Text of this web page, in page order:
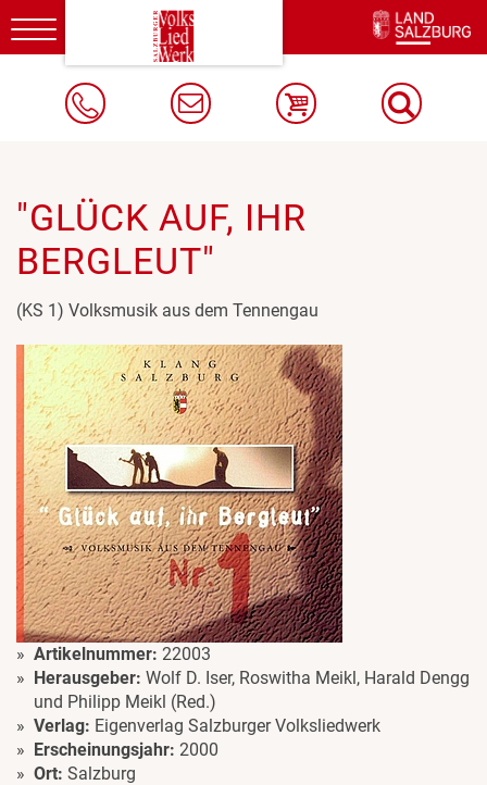
Toggle
navigation
"GLÜCK AUF, IHR
BERGLEUT"
(KS 1) Volksmusik aus dem Tennengau
Artikelnummer: 22003
Herausgeber: Wolf D. Iser, Roswitha Meikl, Harald Dengg
und Philipp Meikl (Red.)
Verlag: Eigenverlag Salzburger Volksliedwerk
Erscheinungsjahr: 2000
Ort: Salzburg